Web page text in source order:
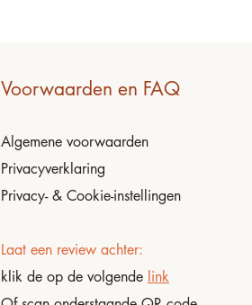
Voorwaarden en FAQ
Algemene voorwaarden
Privacyverklaring
Privacy- & Cookie-instellingen
Laat een review achter:
klik de op de volgende link